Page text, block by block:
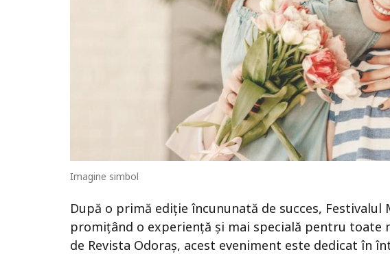
Imagine simbol
După o primă ediție încununată de succes, Festivalul
promițând o experiență și mai specială pentru toate
de Revista Odoraș, acest eveniment este dedicat în